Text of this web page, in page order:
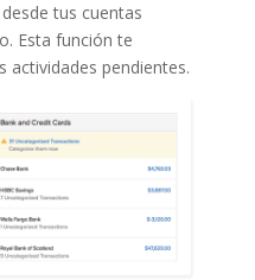
tus cuentas
Esta función te
actividades pendientes.